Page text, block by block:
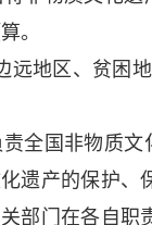
。
地区、贫困地
全国非物质文
遗产的保护、
部门在各自职